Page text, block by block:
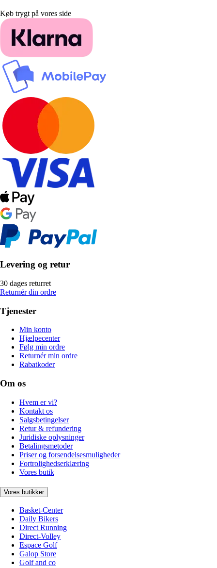
Køb trygt på vores side
Levering og retur
30 dages returret
Returnér din ordre
Tjenester
Min konto
Hjælpecenter
Følg min ordre
Returnér min ordre
Rabatkoder
Om os
Hvem er vi?
Kontakt os
Salgsbetingelser
Retur & refundering
Juridiske oplysninger
Betalingsmetoder
Priser og forsendelsesmuligheder
Fortrolighedserklæring
Vores butik
Vores butikker
Basket-Center
Daily Bikers
Direct Running
Direct-Volley
Espace Golf
Galop Store
Golf and co